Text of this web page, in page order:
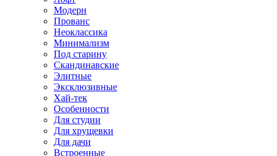
Модерн
Прованс
Неоклассика
Минимализм
Под старину
Скандинавские
Элитные
Эксклюзивные
Хай-тек
Особенности
Для студии
Для хрущевки
Для дачи
Встроенные